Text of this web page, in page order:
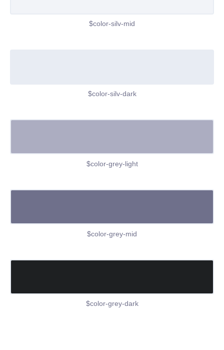
$color-silv-mid
$color-silv-dark
$color-grey-light
$color-grey-mid
$color-grey-dark